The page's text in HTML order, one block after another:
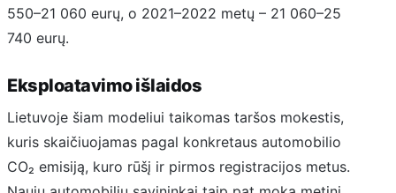
550–21 060 eurų, o 2021–2022 metų – 21 060–25
740 eurų.
Eksploatavimo išlaidos
Lietuvoje šiam modeliui taikomas taršos mokestis,
kuris skaičiuojamas pagal konkretaus automobilio
CO₂ emisiją, kuro rūšį ir pirmos registracijos metus.